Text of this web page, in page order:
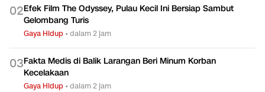
02Efek Film The Odyssey, Pulau Kecil Ini Bersiap Sambut
Gelombang Turis
Gaya Hidup •dalam 2 jam
03Fakta Medis di Balik Larangan Beri Minum Korban
Kecelakaan
Gaya Hidup •dalam 2 jam